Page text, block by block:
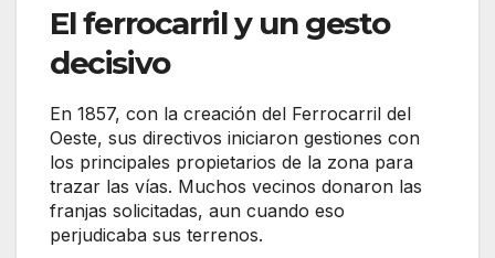
El ferrocarril y un gesto
decisivo
En 1857, con la creación del Ferrocarril del
Oeste, sus directivos iniciaron gestiones con
los principales propietarios de la zona para
trazar las vías. Muchos vecinos donaron las
franjas solicitadas, aun cuando eso
perjudicaba sus terrenos.